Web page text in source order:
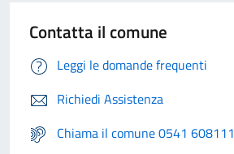
Contatta il comune
Leggi le domande frequenti
Richiedi Assistenza
Chiama il comune 0541 608111